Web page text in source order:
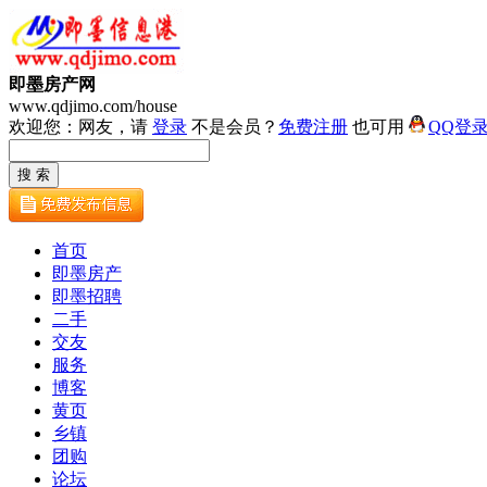
即墨房产网
www.qdjimo.com/house
欢迎您：网友，请 登录 不是会员？ 免费注册 也可用 QQ登
首页
即墨房产
即墨招聘
二手
交友
服务
博客
黄页
乡镇
团购
论坛